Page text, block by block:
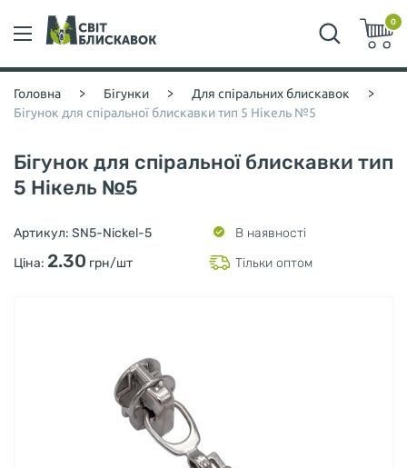
0
Головна > Бігунки > Для спіральних блискавок >
Бігунок для спіральної блискавки тип 5 Нікель №5
Бігунок для спіральної блискавки тип
5 Нікель №5
Артикул: SN5-Nickel-5
В наявності
Ціна: 2.30 грн/шт Тільки оптом